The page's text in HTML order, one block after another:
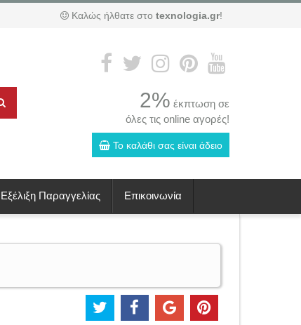
Καλώς ήλθατε στο texnologia.gr!
2% έκπτωση σε
όλες τις online αγορές!
Το καλάθι σας είναι άδειο
Εξέλιξη Παραγγελίας Επικοινωνία